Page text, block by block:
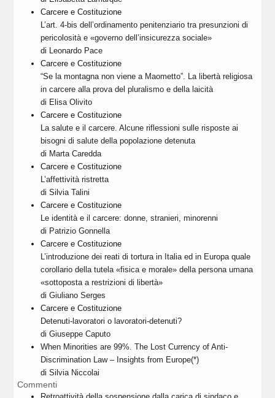
Carcere e Costituzione
L’art. 4-bis dell’ordinamento penitenziario tra presunzioni di
pericolosità e «governo dell’insicurezza sociale»
di Leonardo Pace
Carcere e Costituzione
“Se la montagna non viene a Maometto”. La libertà religiosa
in carcere alla prova del pluralismo e della laicità
di Elisa Olivito
Carcere e Costituzione
La salute e il carcere. Alcune riflessioni sulle risposte ai
bisogni di salute della popolazione detenuta
di Marta Caredda
Carcere e Costituzione
L’affettività ristretta
di Silvia Talini
Carcere e Costituzione
Le identità e il carcere: donne, stranieri, minorenni
di Patrizio Gonnella
Carcere e Costituzione
L’introduzione dei reati di tortura in Italia ed in Europa quale
corollario della tutela «fisica e morale» della persona umana
«sottoposta a restrizioni di libertà»
di Giuliano Serges
Carcere e Costituzione
Detenuti-lavoratori o lavoratori-detenuti?
di Giuseppe Caputo
When Minorities are 99%. The Lost Currency of Anti-
Discrimination Law – Insights from Europe(*)
di Silvia Niccolai
Commenti